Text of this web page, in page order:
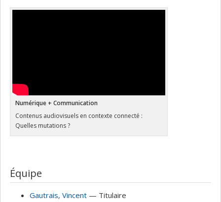
Numérique + Communication
Contenus audiovisuels en contexte connecté :
Quelles mutations ?
Équipe
Gautrais, Vincent — Titulaire